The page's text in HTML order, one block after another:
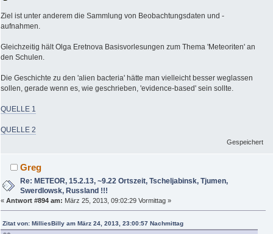
Ziel ist unter anderem die Sammlung von Beobachtungsdaten und -
aufnahmen.
Gleichzeitig hält Olga Eretnova Basisvorlesungen zum Thema 'Meteoriten' an
den Schulen.
Die Geschichte zu den 'alien bacteria' hätte man vielleicht besser weglassen
sollen, gerade wenn es, wie geschrieben, 'evidence-based' sein sollte.
QUELLE 1
QUELLE 2
Gespeichert
Greg
Re: METEOR, 15.2.13, ~9.22 Ortszeit, Tscheljabinsk, Tjumen,
Swerdlowsk, Russland !!!
« Antwort #894 am: März 25, 2013, 09:02:29 Vormittag »
Zitat von: MilliesBilly am März 24, 2013, 23:00:57 Nachmittag